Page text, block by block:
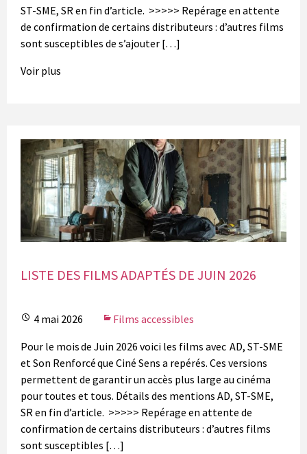
ST-SME, SR en fin d’article. >>>>> Repérage en attente
de confirmation de certains distributeurs : d’autres films
sont susceptibles de s’ajouter […]
Voir plus
LISTE DES FILMS ADAPTÉS DE JUIN 2026
4 mai 2026
Films accessibles
Pour le mois de Juin 2026 voici les films avec AD, ST-SME
et Son Renforcé que Ciné Sens a repérés. Ces versions
permettent de garantir un accès plus large au cinéma
pour toutes et tous. Détails des mentions AD, ST-SME,
SR en fin d’article. >>>>> Repérage en attente de
confirmation de certains distributeurs : d’autres films
sont susceptibles […]